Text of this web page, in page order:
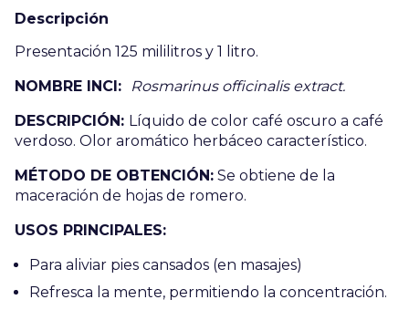
Descripción
Presentación 125 mililitros y 1 litro.
NOMBRE INCI:
Rosmarinus officinalis extract.
DESCRIPCIÓN: Líquido de color café oscuro a café
verdoso. Olor aromático herbáceo característico.
MÉTODO DE OBTENCIÓN: Se obtiene de la
maceración de hojas de romero.
USOS PRINCIPALES:
Para aliviar pies cansados (en masajes)
Refresca la mente, permitiendo la concentración.